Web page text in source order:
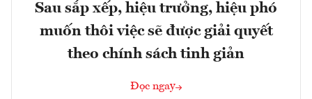
Sau sắp xếp, hiệu trưởng, hiệu phó
muốn thôi việc sẽ được giải quyết
theo chính sách tinh giản
Đọc ngay